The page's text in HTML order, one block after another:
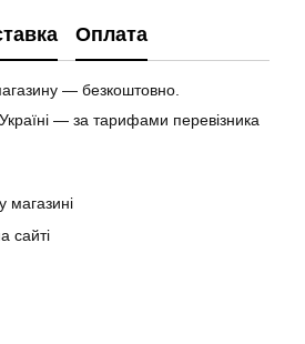
Оплата
— безкоштовно.
— за тарифами перевізника
магазині
сайті